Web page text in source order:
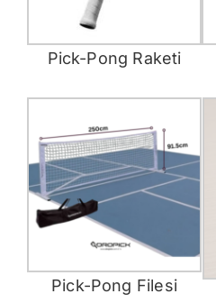
Pick-Pong Raketi
Pick-Pong Filesi